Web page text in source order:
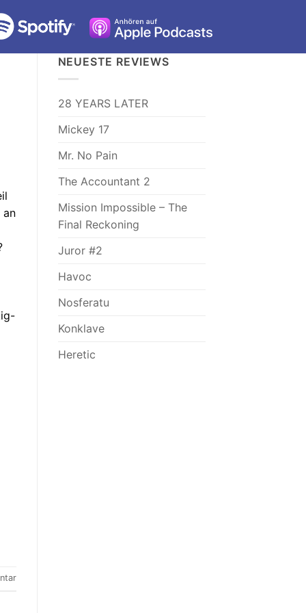
an
NEUESTE REVIEWS
28 YEARS LATER
Mickey 17
Mr. No Pain
The Accountant 2
Mission Impossible – The
Final Reckoning
Juror #2
Havoc
Nosferatu
Konklave
Heretic